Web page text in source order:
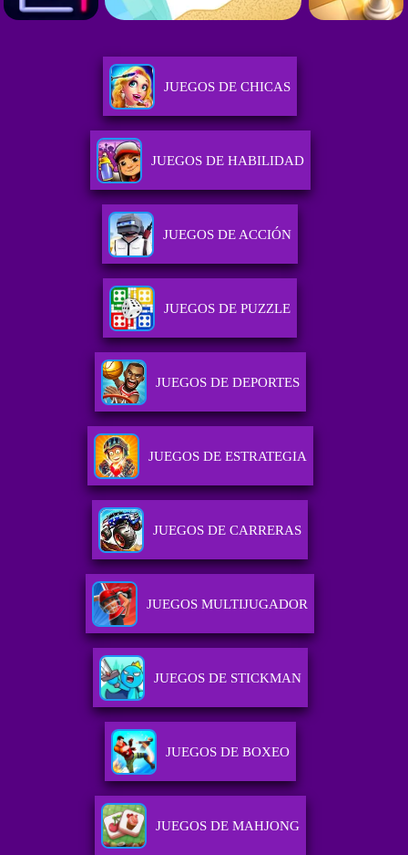
JUEGOS DE CHICAS
JUEGOS DE HABILIDAD
JUEGOS DE ACCIÓN
JUEGOS DE PUZZLE
JUEGOS DE DEPORTES
JUEGOS DE ESTRATEGIA
JUEGOS DE CARRERAS
JUEGOS MULTIJUGADOR
JUEGOS DE STICKMAN
JUEGOS DE BOXEO
JUEGOS DE MAHJONG